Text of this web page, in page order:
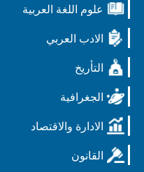
علوم اللغة العربية
الادب العربي
التأريخ
الجغرافية
الادارة والاقتصاد
القانون